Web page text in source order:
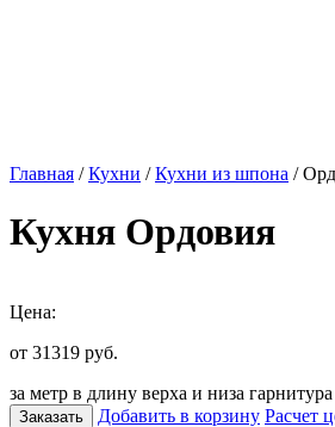
Главная /Кухни /Кухни из шпона /
Кухня Ордовия
Цена:
от 31319 руб.
за метр в длину верха и низа гарнитура
Заказать Добавить в корзину Расчет